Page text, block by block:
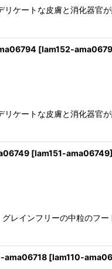
ケートな皮膚と消化器官
[lam152-
ケートな皮膚と消化器官
[lam151-ama06749]
レインフリーの中粒のフ
ama06718 [lam110-